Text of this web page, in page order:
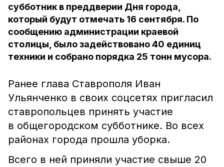
субботник в преддверии Дня города,
который будут отмечать 16 сентября. По
сообщению администрации краевой
столицы, было задействовано 40 единиц
техники и собрано порядка 25 тонн мусора.
Ранее глава Ставрополя Иван
Ульянченко в своих соцсетях пригласил
ставропольцев принять участие
в общегородском субботнике. Во всех
районах города прошла уборка.
Всего в ней приняли участие свыше 20